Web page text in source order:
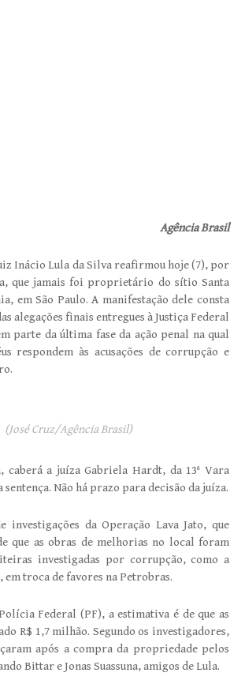
Agência Brasil
Inácio Lula da Silva reafirmou hoje (7), por
que jamais foi proprietário do sítio Santa
em São Paulo. A manifestação dele consta
alegações finais entregues à Justiça Federal
parte da última fase da ação penal na qual
respondem às acusações de corrupção e
(José Cruz/Agência Brasil)
a juíza Gabriela Hardt, da 13ª Vara
Não há prazo para decisão da juíza.
da Operação Lava Jato, que
que as obras de melhorias no local foram
investigadas por corrupção, como a
em troca de favores na Petrobras.
Federal (PF), a estimativa é de que as
R$ 1,7 milhão. Segundo os investigadores,
após a compra da propriedade pelos
Bittar e Jonas Suassuna, amigos de Lula.